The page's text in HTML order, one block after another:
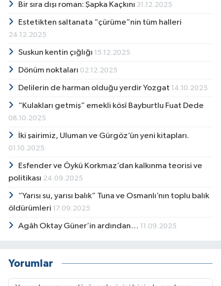
Bir sıra dışı roman: Şapka Kaçkını 31.12.2025
Estetikten saltanata “çürüme”nin tüm halleri
24.12.2025
Suskun kentin çığlığı 15.12.2025
Dönüm noktaları 02.12.2025
Delilerin de harman olduğu yerdir Yozgat 14.10.2025
“Kulakları getmiş” emekli kösî Bayburtlu Fuat Dede
08.10.2025
İki şairimiz, Uluman ve Gürgöz’ün yeni kitapları.
01.10.2025
Esfender ve Öykü Korkmaz’dan kalkınma teorisi ve
politikası 24.09.2025
“Yarısı su, yarısı balık” Tuna ve Osmanlı’nın toplu balık
öldürümleri 17.09.2025
Agâh Oktay Güner’in ardından… 11.09.2025
Yorumlar